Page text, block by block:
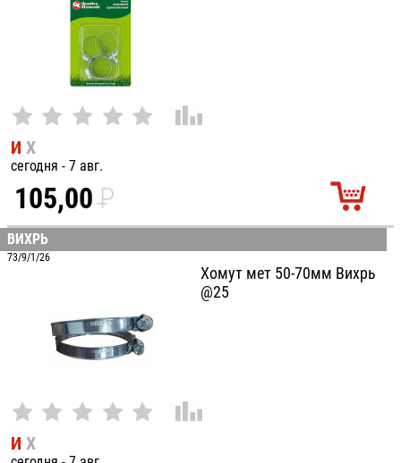
И Х
сегодня - 7 авг.
105,00P
УБ.
ВИХРЬ
73/9/1/26
Хомут мет 50-70мм Вихрь
@25
И Х